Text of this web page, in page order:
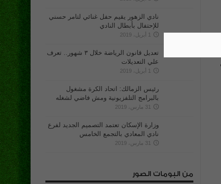
نادي الزهور يقيم حفل غنائي لتامر حسني
للإحتفال بأبطال النادي
1 أبريل، 2019
تعديل قانون الرياضة خلال ٣ شهور.. تعرف
علي التعديلات
1 أبريل، 2019
رئيس الزمالك: اتحاد الكرة مشغول
بالبرامج التلفزيونية ومش فاضي لشغله
31 مارس، 2019
وزارة الإسكان تعتمد التصميم الجديد لفرع
نادي المعادي بالتجمع الخامس
31 مارس، 2019
من البومات الصور